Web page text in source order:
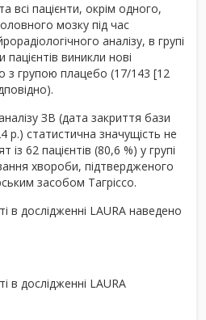
всі пацієнти, окрім одного,
мозку під час
аналізу, в групі
виникли нові
з групою плацебо (17/143 [12
ЗВ (дата закриття бази
р.) статистична значущість не
62 пацієнтів (80,6 %) у групі
хвороби, підтвердженого
засобом Тагріссо.
в дослідженні LAURA наведено
в дослідженні LAURA